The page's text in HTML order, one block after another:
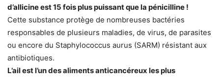
d’allicine est 15 fois plus puissant que la pénicilline !
Cette substance protège de nombreuses bactéries
responsables de plusieurs maladies, de virus, de parasites
ou encore du Staphylococcus aurus (SARM) résistant aux
antibiotiques.
L’ail est l’un des aliments anticancéreux les plus